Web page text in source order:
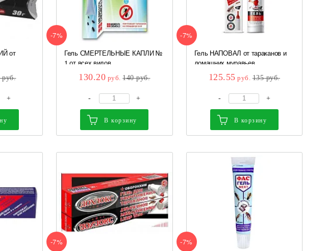
от
руб.
+
-7%
Гель СМЕРТЕЛЬНЫЕ КАПЛИ №
1 от всех видов...
130.20 руб. 140руб.
- +
В корзину
-7%
Гель НАПОВАЛ от тараканов и
домашних муравьев...
125.55 руб. 135руб.
- +
В корзину
-7%
-7%